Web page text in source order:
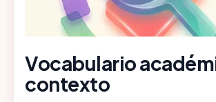
Vocabulario
contexto